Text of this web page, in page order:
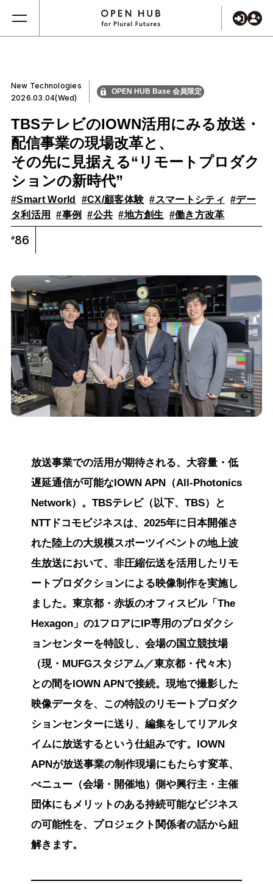
New Technologies
2026.03.04(Wed)
OPEN HUB Base 会員限定
TBSテレビのIOWN活用にみる放送・
配信事業の現場改革と、
その先に見据える“リモートプロダク
ションの新時代”
#Smart World #CX/顧客体験 #スマートシティ
#デー
タ利活用
#事例 #公共 #地方創生 #働き方改革
#86
放送事業での活用が期待される、大容量・低
遅延通信が可能なIOWN APN（All-Photonics
Network）。TBSテレビ（以下、TBS）と
NTTドコモビジネスは、2025年に日本開催さ
れた陸上の大規模スポーツイベントの地上波
生放送において、非圧縮伝送を活用したリモ
ートプロダクションによる映像制作を実施し
ました。東京都・赤坂のオフィスビル「The
Hexagon」の1フロアにIP専用のプロダクシ
ョンセンターを特設し、会場の国立競技場
（現・MUFGスタジアム／東京都・代々木）
との間をIOWN APNで接続。現地で撮影した
映像データを、この特設のリモートプロダク
ションセンターに送り、編集をしてリアルタ
イムに放送するという仕組みです。IOWN
APNが放送事業の制作現場にもたらす変革、
べニュー（会場・開催地）側や興行主・主催
団体にもメリットのある持続可能なビジネス
の可能性を、プロジェクト関係者の話から紐
解きます。